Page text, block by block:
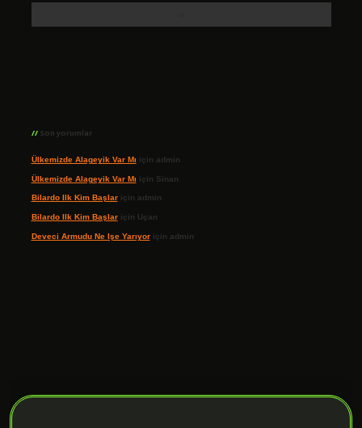
Son yorumlar
Ülkemizde Alageyik Var Mı için admin
Ülkemizde Alageyik Var Mı için Sinan
Bilardo Ilk Kim Başlariçin admin
Bilardo Ilk Kim Başlariçin Uçan
Deveci Armudu Ne Işe Yarıyoriçin admin